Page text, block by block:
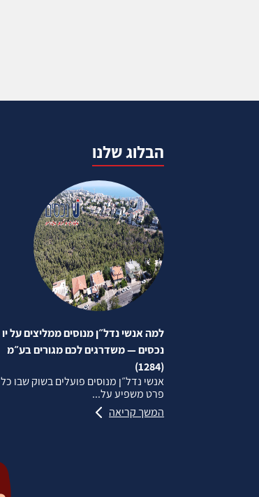
הבלוג שלנו
למה אנשי נדל״ן מנוסים ממליצים על יו
נכסים — משדרגים לכם מגורים בע״מ
(1284)
אנשי נדל״ן מנוסים פועלים בשוק שבו כל
פרט משפיע על...
המשך קריאה